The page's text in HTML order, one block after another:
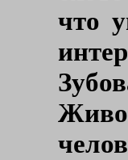
что